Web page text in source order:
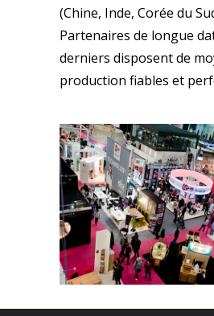
(Chine, Inde, Corée du
Partenaires de longue
derniers disposent de
production fiables et